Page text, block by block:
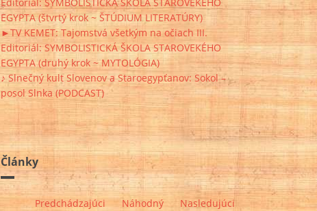
Editoriál: SYMBOLISTICKÁ ŠKOLA STAROVEKÉHO
EGYPTA (štvrtý krok ~ ŠTÚDIUM LITERATÚRY)
►TV KEMET: Tajomstvá všetkým na očiach III.
Editoriál: SYMBOLISTICKÁ ŠKOLA STAROVEKÉHO
EGYPTA (druhý krok ~ MYTOLÓGIA)
♪ Slnečný kult Slovenov a Staroegypťanov: Sokol –
posol Slnka (PODCAST)
Články
Predchádzajúci Náhodný Nasledujúci